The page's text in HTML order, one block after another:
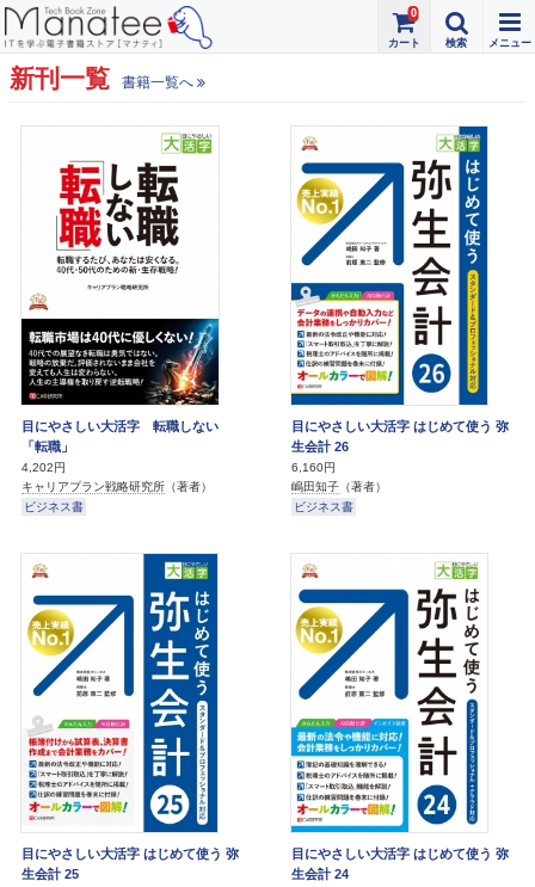
0
新刊一覧 書籍一覧へ
目にやさしい大活字 転職しない
「転職」
4,202円
キャリアプラン戦略研究所 （著者）
ビジネス書
目にやさしい大活字 はじめて使う 弥
生会計 26
6,160円
嶋田知子 （著者）
ビジネス書
目にやさしい大活字 はじめて使う 弥
生会計 25
目にやさしい大活字 はじめて使う 弥
生会計 24